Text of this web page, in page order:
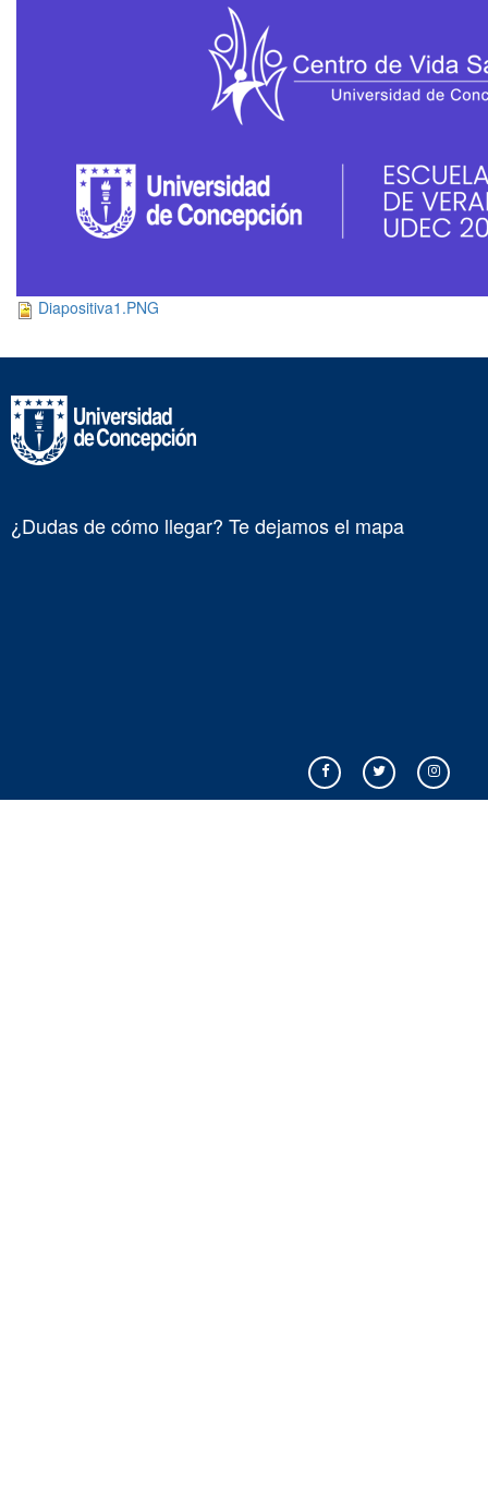
Diapositiva1.PNG
¿Dudas de cómo llegar? Te dejamos el mapa